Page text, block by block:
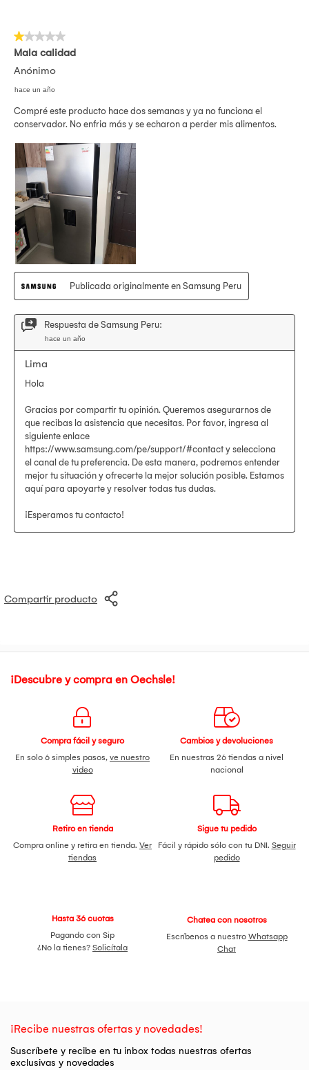
Compartir producto
¡Descubre y compra en Oechsle!
Compra fácil y seguro
En solo 6 simples pasos, ve nuestro
video
Cambios y devoluciones
En nuestras 26 tiendas a nivel
nacional
Retiro en tienda
Compra online y retira en tienda. Ver
tiendas
Sigue tu pedido
Fácil y rápido sólo con tu DNI. Seguir
pedido
Hasta 36 cuotas
Pagando con Sip
¿No la tienes? Solicítala
Chatea con nosotros
Escríbenos a nuestro Whatsapp
Chat
¡Recibe nuestras ofertas y novedades!
Suscríbete y recibe en tu inbox todas nuestras ofertas
exclusivas y novedades